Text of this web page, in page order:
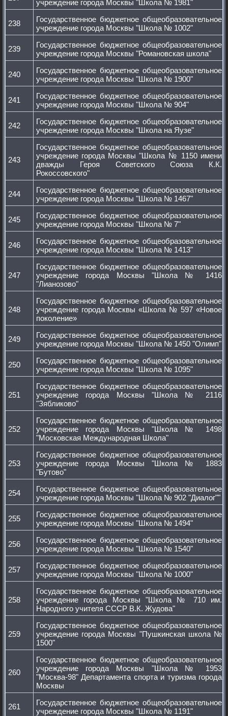
учреждение города Москвы "Школа № 1981"
238
Государственное бюджетное общеобразовательное
учреждение города Москвы "Школа № 1002"
239
Государственное бюджетное общеобразовательное
учреждение города Москвы "Романовская школа"
240
Государственное бюджетное общеобразовательное
учреждение города Москвы "Школа № 1900"
241
Государственное бюджетное общеобразовательное
учреждение города Москвы "Школа № 904"
242
Государственное бюджетное общеобразовательное
учреждение города Москвы "Школа на Яузе"
243
Государственное бюджетное общеобразовательное
учреждение города Москвы "Школа № 1150 имени
дважды Героя Советского Союза К.К.
Рокоссовского"
244
Государственное бюджетное общеобразовательное
учреждение города Москвы "Школа № 1467"
245
Государственное бюджетное общеобразовательное
учреждение города Москвы "Школа № 7"
246
Государственное бюджетное общеобразовательное
учреждение города Москвы "Школа № 1413"
247
Государственное бюджетное общеобразовательное
учреждение города Москвы "Школа № 1416
"Лианозово"
248
Государственное бюджетное общеобразовательное
учреждение города Москвы «Школа № 597 «Новое
поколение»
249
Государственное бюджетное общеобразовательное
учреждение города Москвы "Школа № 1450 "Олимп"
250
Государственное бюджетное общеобразовательное
учреждение города Москвы "Школа № 1095"
251
Государственное бюджетное общеобразовательное
учреждение города Москвы "Школа № 2116
"Зябликово"
252
Государственное бюджетное общеобразовательное
учреждение города Москвы "Школа № 1498
"Московская Международная Школа"
253
Государственное бюджетное общеобразовательное
учреждение города Москвы "Школа № 1883
"Бутово"
254
Государственное бюджетное общеобразовательное
учреждение города Москвы "Школа № 902 "Диалог""
255
Государственное бюджетное общеобразовательное
учреждение города Москвы "Школа № 1494"
256
Государственное бюджетное общеобразовательное
учреждение города Москвы "Школа № 1540"
257
Государственное бюджетное общеобразовательное
учреждение города Москвы "Школа № 1000"
258
Государственное бюджетное общеобразовательное
учреждение города Москвы "Школа № 710 им.
Народного учителя СССР В.К. Жудова"
259
Государственное бюджетное общеобразовательное
учреждение города Москвы "Пушкинская школа №
1500"
260
Государственное бюджетное общеобразовательное
учреждение города Москвы "Школа № 1953
"Москва-98" Департамента спорта и туризма города
Москвы
261
Государственное бюджетное общеобразовательное
учреждение города Москвы "Школа № 1191"